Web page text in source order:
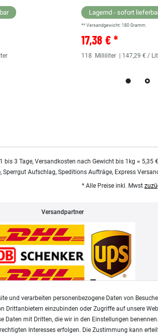
Lagernd - sofort
** Versandgewicht: 180 Gramm.
17,38 € *
118 Milliliter | 147,29 € /
bis 3 Tage, Versandkosten nach Gewicht bis 1kg =
Aufschlag, Speditions Aufträge, Express
* Alle Preise inkl. Mwst
Versandpartner
Widerrufsrecht
und verarbeiten personenbezogene Daten von
Drittanbietern einzubinden oder Zugriffe auf unsere
Daten mit Dritten, die wir in den Einstellungen benennen.
Interesses erfolgen. Die Zustimmung kann